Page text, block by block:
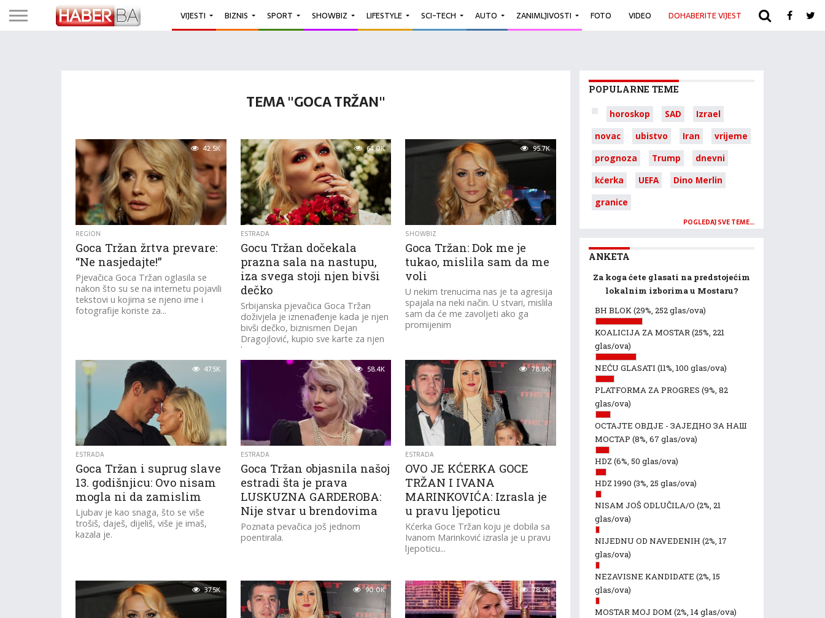
VIJESTI BIZNIS SPORT SHOWBIZ LIFESTYLE SCI-TECH AUTO ZANIMLJIVOSTI FOTO VIDEO DOHABERITE VIJEST ARHIVA
TEMA "GOCA TRŽAN"
42.5K
REGION
Goca Tržan žrtva prevare:
“Ne nasjedajte!”
Pjevačica Goca Tržan oglasila se
nakon što su se na internetu pojavili
tekstovi u kojima se njeno ime i
fotografije koriste za...
64.0K
ESTRADA
Gocu Tržan dočekala
prazna sala na nastupu,
iza svega stoji njen bivši
dečko
Srbijanska pjevačica Goca Tržan
doživjela je iznenađenje kada je njen
bivši dečko, biznismen Dejan
Dragojlović, kupio sve karte za njen
koncert.
95.7K
SHOWBIZ
Goca Tržan: Dok me je
tukao, mislila sam da me
voli
U nekim trenucima nas je ta agresija
spajala na neki način. U stvari, mislila
sam da će me zavoljeti ako ga
promijenim
47.5K
ESTRADA
Goca Tržan i suprug slave
13. godišnjicu: Ovo nisam
mogla ni da zamislim
Ljubav je kao snaga, što se više
trošiš, daješ, dijeliš, više je imaš,
kazala je.
58.4K
ESTRADA
Goca Tržan objasnila našoj
estradi šta je prava
LUSKUZNA GARDEROBA:
Nije stvar u brendovima
Poznata pevačica još jednom
poentirala.
78.8K
ESTRADA
OVO JE KĆERKA GOCE
TRŽAN I IVANA
MARINKOVIĆA: Izrasla je
u pravu ljepoticu
Kćerka Goce Tržan koju je dobila sa
Ivanom Marinković izrasla je u pravu
ljepoticu...
37.5K 90.0K 78.9K
POPULARNE TEME
horoskop SAD
Izrael
novac
ubistvo Iran
vrijeme
prognoza
Trump
dnevni
kćerka
UEFA
Dino Merlin
granice
POGLEDAJ SVE TEME…
ANKETA
Za koga ćete glasati na predstojećim
lokalnim izborima u Mostaru?
BH BLOK(29%, 252 glas/ova)
KOALICIJA ZA MOSTAR(25%, 221
glas/ova)
NEĆU GLASATI (11%, 100 glas/ova)
PLATFORMA ZA PROGRES (9%, 82
glas/ova)
ОСТАЈТЕ ОВДЈЕ - ЗАЈЕДНО ЗА НАШ
МОСТАР (8%, 67 glas/ova)
HDZ (6%, 50 glas/ova)
HDZ 1990 (3%, 25 glas/ova)
NISAM JOŠ ODLUČILA/O (2%, 21
glas/ova)
NIJEDNU OD NAVEDENIH (2%, 17
glas/ova)
NEZAVISNE KANDIDATE (2%, 15
glas/ova)
MOSTAR MOJ DOM (2%, 14 glas/ova)